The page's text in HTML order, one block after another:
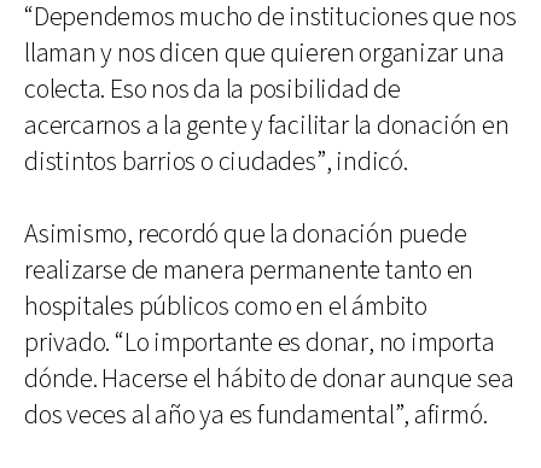
“Dependemos mucho de instituciones que nos
llaman y nos dicen que quieren organizar una
colecta. Eso nos da la posibilidad de
acercarnos a la gente y facilitar la donación en
distintos barrios o ciudades”, indicó.
Asimismo, recordó que la donación puede
realizarse de manera permanente tanto en
hospitales públicos como en el ámbito
privado. “Lo importante es donar, no importa
dónde. Hacerse el hábito de donar aunque sea
dos veces al año ya es fundamental”, afirmó.